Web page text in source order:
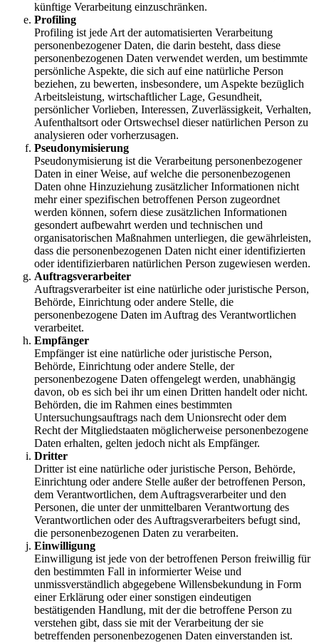
künftige Verarbeitung einzuschränken.
Profiling
Profiling ist jede Art der automatisierten Verarbeitung
personenbezogener Daten, die darin besteht, dass diese
personenbezogenen Daten verwendet werden, um bestimmte
persönliche Aspekte, die sich auf eine natürliche Person
beziehen, zu bewerten, insbesondere, um Aspekte bezüglich
Arbeitsleistung, wirtschaftlicher Lage, Gesundheit,
persönlicher Vorlieben, Interessen, Zuverlässigkeit, Verhalten,
Aufenthaltsort oder Ortswechsel dieser natürlichen Person zu
analysieren oder vorherzusagen.
Pseudonymisierung
Pseudonymisierung ist die Verarbeitung personenbezogener
Daten in einer Weise, auf welche die personenbezogenen
Daten ohne Hinzuziehung zusätzlicher Informationen nicht
mehr einer spezifischen betroffenen Person zugeordnet
werden können, sofern diese zusätzlichen Informationen
gesondert aufbewahrt werden und technischen und
organisatorischen Maßnahmen unterliegen, die gewährleisten,
dass die personenbezogenen Daten nicht einer identifizierten
oder identifizierbaren natürlichen Person zugewiesen werden.
Auftragsverarbeiter
Auftragsverarbeiter ist eine natürliche oder juristische Person,
Behörde, Einrichtung oder andere Stelle, die
personenbezogene Daten im Auftrag des Verantwortlichen
verarbeitet.
Empfänger
Empfänger ist eine natürliche oder juristische Person,
Behörde, Einrichtung oder andere Stelle, der
personenbezogene Daten offengelegt werden, unabhängig
davon, ob es sich bei ihr um einen Dritten handelt oder nicht.
Behörden, die im Rahmen eines bestimmten
Untersuchungsauftrags nach dem Unionsrecht oder dem
Recht der Mitgliedstaaten möglicherweise personenbezogene
Daten erhalten, gelten jedoch nicht als Empfänger.
Dritter
Dritter ist eine natürliche oder juristische Person, Behörde,
Einrichtung oder andere Stelle außer der betroffenen Person,
dem Verantwortlichen, dem Auftragsverarbeiter und den
Personen, die unter der unmittelbaren Verantwortung des
Verantwortlichen oder des Auftragsverarbeiters befugt sind,
die personenbezogenen Daten zu verarbeiten.
Einwilligung
Einwilligung ist jede von der betroffenen Person freiwillig für
den bestimmten Fall in informierter Weise und
unmissverständlich abgegebene Willensbekundung in Form
einer Erklärung oder einer sonstigen eindeutigen
bestätigenden Handlung, mit der die betroffene Person zu
verstehen gibt, dass sie mit der Verarbeitung der sie
betreffenden personenbezogenen Daten einverstanden ist.